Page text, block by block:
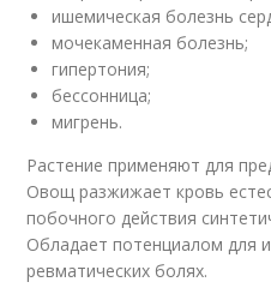
ишемическая болезнь
мочекаменная болезнь;
гипертония;
бессонница;
мигрень.
Растение применяют для
Овощ разжижает кровь
побочного действия
Обладает потенциалом для
ревматических болях.